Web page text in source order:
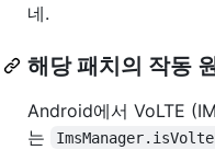
네.
해당 패치의 작동
Android에서 VoLTE
는